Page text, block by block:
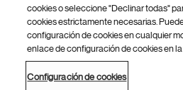
inferior
del
© 2026
Política de privacidad Términos de
Configuración de cookies
cookies o seleccione "Declinar todas"
cookies estrictamente necesarias.
configuración de cookies en cualquier
enlace de configuración de cookies en la
Configuración de cookies